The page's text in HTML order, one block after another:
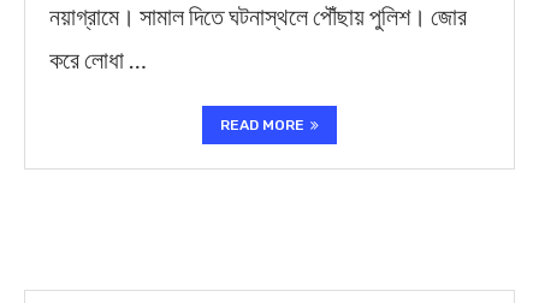
নয়াগ্রামে। সামাল দিতে ঘটনাস্থলে পৌঁছায় পুলিশ। জোর
করে লোধা …
READ MORE